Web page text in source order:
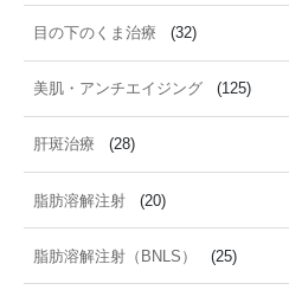
目の下のくま治療 (32)
美肌・アンチエイジング (125)
肝斑治療 (28)
脂肪溶解注射 (20)
脂肪溶解注射（BNLS） (25)